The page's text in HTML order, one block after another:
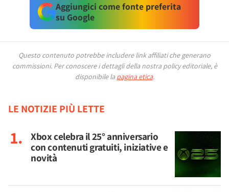
Aggiungici come fonte preferita
su Google
Questo contenuto potrebbe includere link affiliati che generano
commissioni. Per conoscere i dettagli della nostra policy editoriale, è
disponibile la pagina etica.
LE NOTIZIE PIÙ LETTE
Xbox celebra il 25° anniversario
con contenuti gratuiti, iniziative e
novità